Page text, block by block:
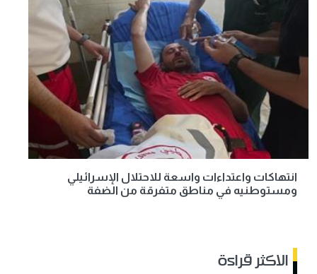
انتهاكات واعتداءات واسعة للاحتلال الإسرائيلي
ومستوطنيه في مناطق متفرقة من الضفة
الاكثر قراءة